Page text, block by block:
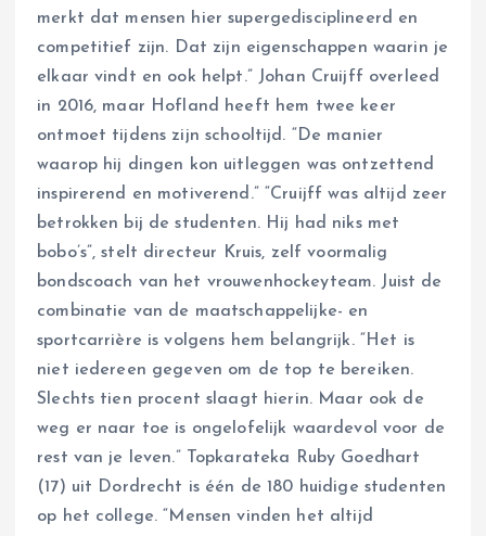
merkt dat mensen hier supergedisciplineerd en
competitief zijn. Dat zijn eigenschappen waarin je
elkaar vindt en ook helpt.” Johan Cruijff overleed
in 2016, maar Hofland heeft hem twee keer
ontmoet tijdens zijn schooltijd. “De manier
waarop hij dingen kon uitleggen was ontzettend
inspirerend en motiverend.” “Cruijff was altijd zeer
betrokken bij de studenten. Hij had niks met
bobo’s”, stelt directeur Kruis, zelf voormalig
bondscoach van het vrouwenhockeyteam. Juist de
combinatie van de maatschappelijke- en
sportcarrière is volgens hem belangrijk. “Het is
niet iedereen gegeven om de top te bereiken.
Slechts tien procent slaagt hierin. Maar ook de
weg er naar toe is ongelofelijk waardevol voor de
rest van je leven.” Topkarateka Ruby Goedhart
(17) uit Dordrecht is één de 180 huidige studenten
op het college. “Mensen vinden het altijd